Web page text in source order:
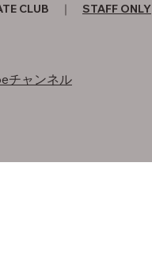
チャンネル
CLUB ｜ STAFF ONLY